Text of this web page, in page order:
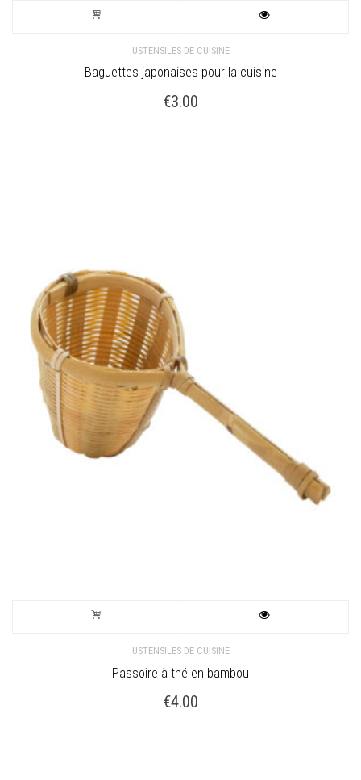
USTENSILES DE CUISINE
Baguettes japonaises pour la cuisine
€3.00
USTENSILES DE CUISINE
Passoire à thé en bambou
€4.00